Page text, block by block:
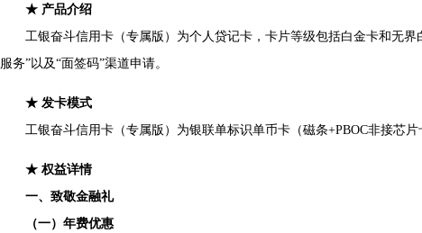
★ 产品介绍
工银奋斗信用卡（专属版）为个人贷记卡，卡片等级包括白金卡和无界
服务”以及“面签码”渠道申请。
★ 发卡模式
工银奋斗信用卡（专属版）为银联单标识单币卡（磁条+PBOC非接芯片
★ 权益详情
一、致敬金融礼
（一）年费优惠